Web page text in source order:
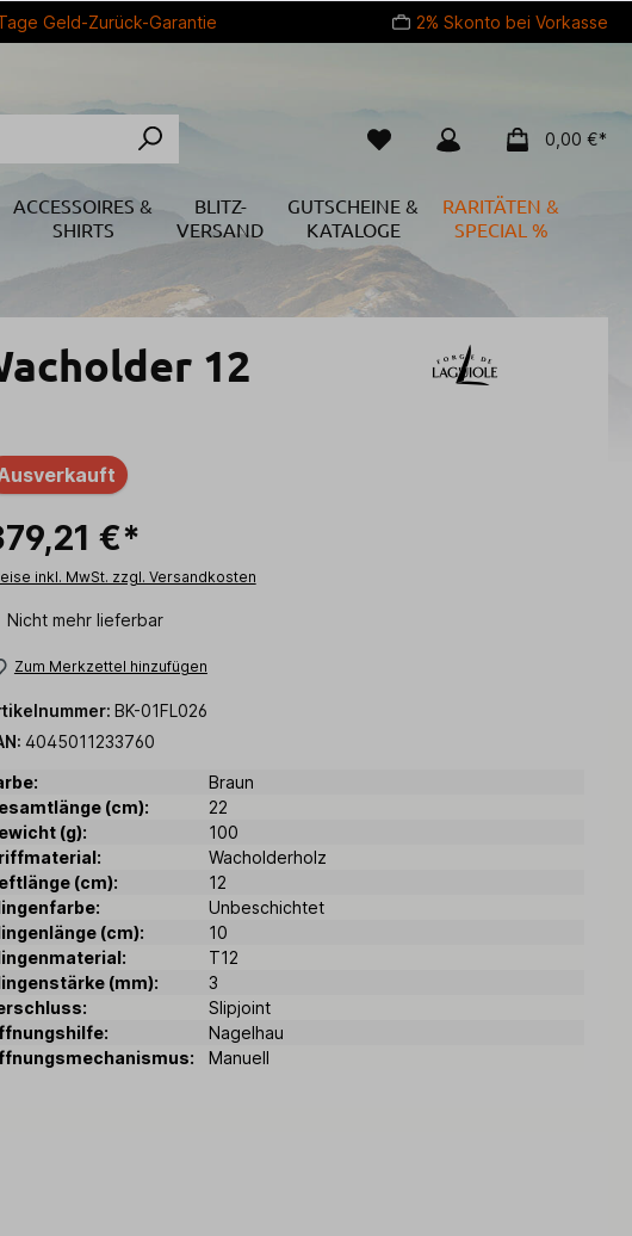
Geld-Zurück-Garantie 2% Skonto bei Vorkasse
0,00 €*
ACCESSOIRES &
SHIRTS
BLITZ-
VERSAND
GUTSCHEINE &
KATALOGE
RARITÄTEN &
SPECIAL %
12
€*
inkl. MwSt. zzgl. Versandkosten
Nicht mehr lieferbar
Zum Merkzettel hinzufügen
BK-01FL026
4045011233760
Braun
(cm):
22
(g):
100
Wacholderholz
(cm):
12
Unbeschichtet
(cm):
10
T12
(mm):
3
Slipjoint
Nagelhau
Manuell